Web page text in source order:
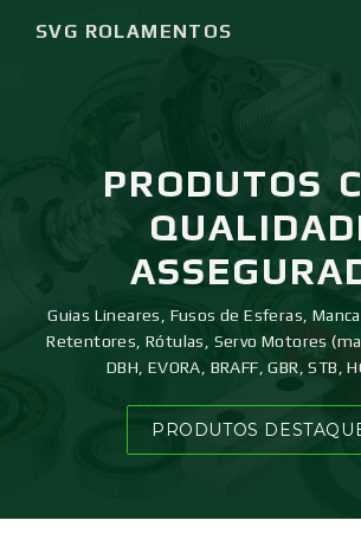
SVG ROLAMENTOS
PRODUTOS
Guias Lineares, Fusos de Esferas,
Retentores, Rótulas, Servo Motores
DBH, EVORA, BRAFF, GBR, STB,
PRODUTOS